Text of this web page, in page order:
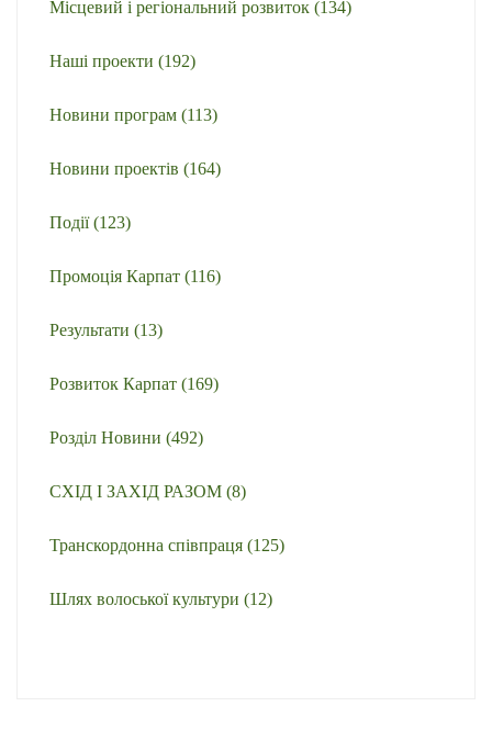
Місцевий і регіональний розвиток (134)
Наші проекти (192)
Новини програм (113)
Новини проектів (164)
Події(123)
Промоція Карпат (116)
Результати (13)
Розвиток Карпат (169)
Розділ Новини (492)
СХІД І ЗАХІД РАЗОМ (8)
Транскордонна співпраця (125)
Шлях волоської культури (12)